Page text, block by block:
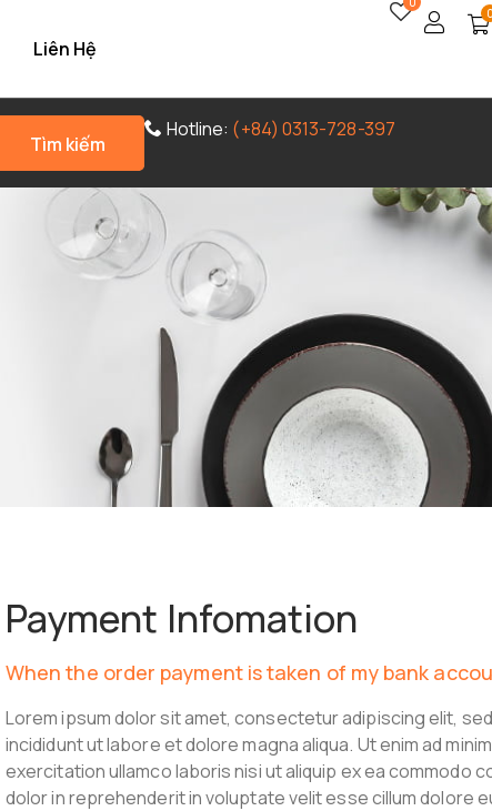
Liên Hệ
0
Tìm kiếm
Hotline: (+84) 0313-728-397
Payment Infomation
When the order payment is taken of my bank
Lorem ipsum dolor sit amet, consectetur adipiscing elit,
incididunt ut labore et dolore magna aliqua. Ut enim ad
exercitation ullamco laboris nisi ut aliquip ex ea commodo
dolor in reprehenderit in voluptate velit esse cillum dolore